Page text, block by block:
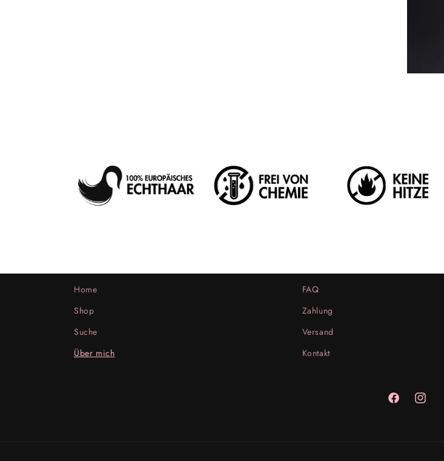
Home
Shop
Suche
Über mich
FAQ
Zahlung
Versand
Kontakt
Facebook